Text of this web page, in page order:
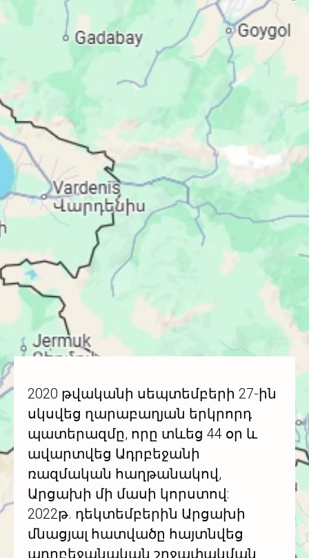
2020 թվականի սեպտեմբերի 27-ին
սկսվեց ղարաբաղյան երկրորդ
պատերազմը, որը տևեց 44 օր և
ավարտվեց Ադրբեջանի
ռազմական հաղթանակով,
Արցախի մի մասի կորստով:
2022թ. դեկտեմբերին Արցախի
մնացյալ հատվածը հայտնվեց
ադրբեջանական շրջափակման